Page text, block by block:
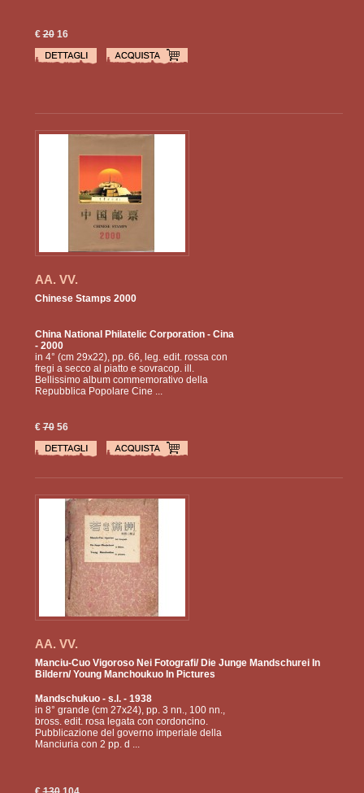
€2016
AA. VV.
Chinese Stamps 2000
China National Philatelic Corporation- Cina
- 2000
in 4° (cm 29x22), pp. 66, leg. edit. rossa con
fregi a secco al piatto e sovracop. ill.
Bellissimo album commemorativo della
Repubblica Popolare Cine ...
€7056
AA. VV.
Manciu-Cuo Vigoroso Nei Fotografi/ Die Junge Mandschurei In
Bildern/ Young Manchoukuo In Pictures
Mandschukuo- s.l. - 1938
in 8° grande (cm 27x24), pp. 3 nn., 100 nn.,
bross. edit. rosa legata con cordoncino.
Pubblicazione del governo imperiale della
Manciuria con 2 pp. d ...